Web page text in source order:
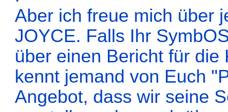
Aber ich freue mich über
JOYCE. Falls Ihr
über einen Bericht für
kennt jemand von Euch
Angebot, dass wir seine